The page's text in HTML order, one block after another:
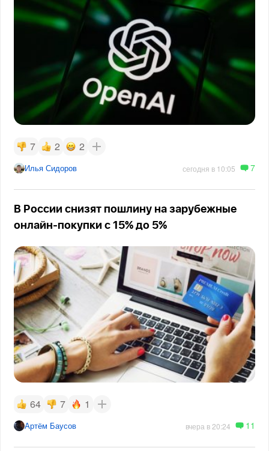
7 2 2
Илья Сидоров сегодня в 10:05 7
В России снизят пошлину на зарубежные
онлайн-покупки с 15% до 5%
64 7 1
Артём Баусов вчера в 20:24 11